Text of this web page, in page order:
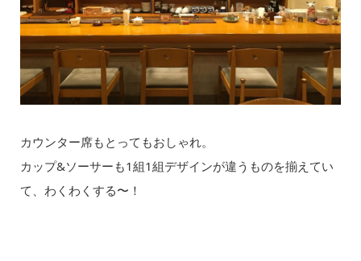
カウンター席もとってもおしゃれ。
カップ&ソーサーも1組1組デザインが違うものを揃えてい
て、わくわくする〜！